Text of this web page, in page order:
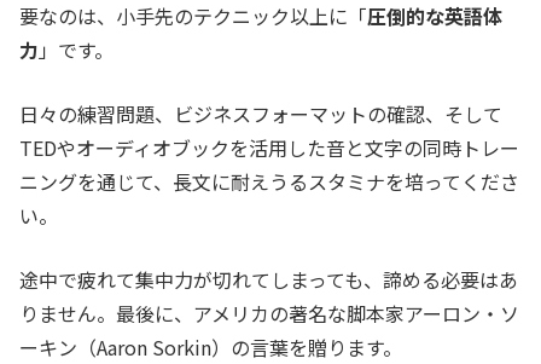
要なのは、小手先のテクニック以上に「圧倒的な英語体
力 」です。
日々の練習問題、ビジネスフォーマットの確認、そして
TEDやオーディオブックを活用した音と文字の同時トレー
ニングを通じて、長文に耐えうるスタミナを培ってくださ
い。
途中で疲れて集中力が切れてしまっても、諦める必要はあ
りません。最後に、アメリカの著名な脚本家アーロン・ソ
ーキン（Aaron Sorkin）の言葉を贈ります。